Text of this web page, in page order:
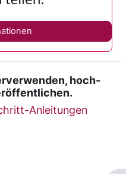
hoch-
Anleitungen